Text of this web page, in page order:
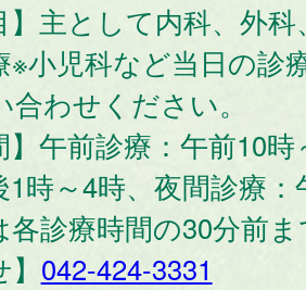
】主として内科、外
※小児科など当日の診
わせください。
】午前診療：午前10
1時～4時、夜間診療：
各診療時間の30分前
042-424-3331